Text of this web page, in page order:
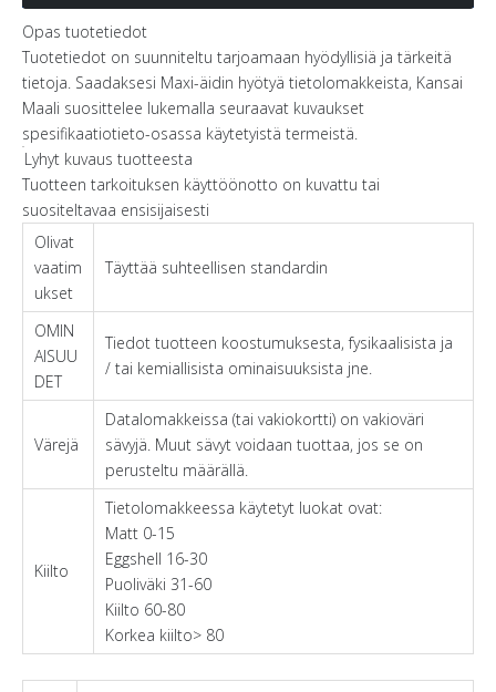
Opas tuotetiedot
Tuotetiedot on suunniteltu tarjoamaan hyödyllisiä ja tärkeitä
tietoja. Saadaksesi Maxi-äidin hyötyä tietolomakkeista, Kansai
Maali suosittelee lukemalla seuraavat kuvaukset
spesifikaatiotieto-osassa käytetyistä termeistä.
Lyhyt kuvaus tuotteesta
Tuotteen tarkoituksen käyttöönotto on kuvattu tai
suositeltavaa ensisijaisesti
Olivat
vaatim
ukset
Täyttää suhteellisen standardin
OMIN
AISUU
DET
Tiedot tuotteen koostumuksesta, fysikaalisista ja
/ tai kemiallisista ominaisuuksista jne.
Värejä
Datalomakkeissa (tai vakiokortti) on vakioväri
sävyjä. Muut sävyt voidaan tuottaa, jos se on
perusteltu määrällä.
Kiilto
Tietolomakkeessa käytetyt luokat ovat:
Matt 0-15
Eggshell 16-30
Puoliväki 31-60
Kiilto 60-80
Korkea kiilto> 80